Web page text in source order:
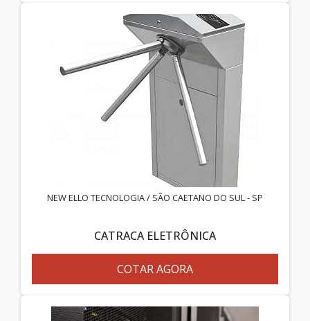
NEW ELLO TECNOLOGIA / SÃO CAETANO DO SUL - SP
CATRACA ELETRÔNICA
COTAR AGORA